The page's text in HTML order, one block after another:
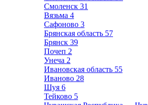
Смоленск 31
Вязьма 4
Сафоново 3
Брянская область 57
Брянск 39
Почеп 2
Унеча 2
Ивановская область 55
Иваново 28
Шуя 6
Тейково 5